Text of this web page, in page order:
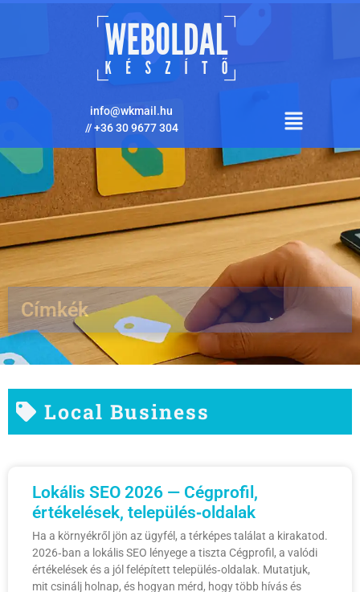
info@wkmail.hu
//+36 30 9677 304
Címkék
Local Business
Lokális SEO 2026 — Cégprofil,
értékelések, település‑oldalak
Ha a környékről jön az ügyfél, a térképes találat a kirakatod.
2026‑ban a lokális SEO lényege a tiszta Cégprofil, a valódi
értékelések és a jól felépített település‑oldalak. Mutatjuk,
mit csinálj holnap, és hogyan mérd, hogy több hívás és